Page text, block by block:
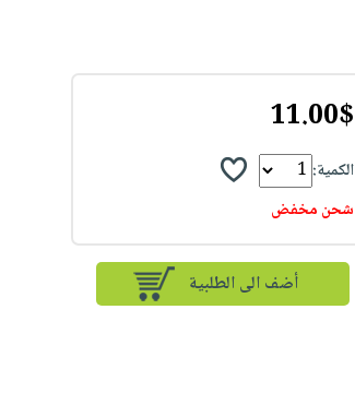
11.00$
الكمية:
شحن مخفض
أضف الى الطلبية